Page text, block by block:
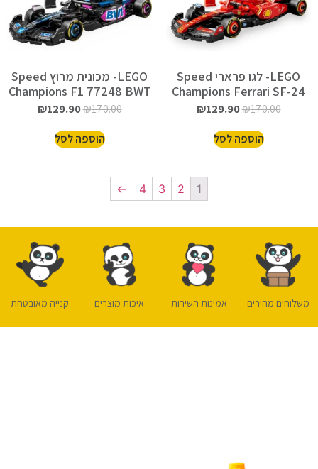
LEGO- לגו פרארי Speed
Champions Ferrari SF-24
77242
₪170.00
₪129.90
הוספה לסל
LEGO- מכונית מרוץ Speed
Champions F1 77248 BWT
Alpine A524
₪170.00
₪129.90
הוספה לסל
1
2
3
4
←
משלוחים מהירים אמינות השירות איכות מוצרים קנייה מאובטחת